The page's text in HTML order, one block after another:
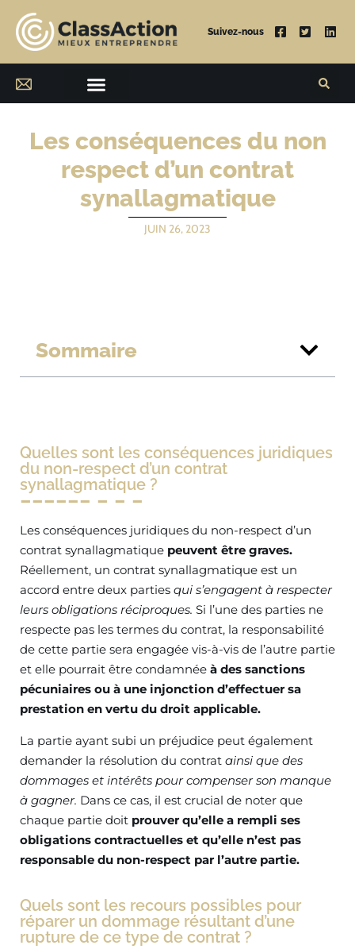
Suivez-nous
Les conséquences du non
respect d’un contrat
synallagmatique
JUIN 26, 2023
Sommaire
Quelles sont les conséquences juridiques
du non-respect d’un contrat
synallagmatique ?
Les conséquences juridiques du non-respect d’un
contrat synallagmatique peuvent être graves.
Réellement, un contrat synallagmatique est un
accord entre deux parties qui s’engagent à respecter
leurs obligations réciproques. Si l’une des parties ne
respecte pas les termes du contrat, la responsabilité
de cette partie sera engagée vis-à-vis de l’autre partie
et elle pourrait être condamnée à des sanctions
pécuniaires ou à une injonction d’effectuer sa
prestation en vertu du droit applicable.
La partie ayant subi un préjudice peut également
demander la résolution du contrat ainsi que des
dommages et intérêts pour compenser son manque
à gagner. Dans ce cas, il est crucial de noter que
chaque partie doit prouver qu’elle a rempli ses
obligations contractuelles et qu’elle n’est pas
responsable du non-respect par l’autre partie.
Quels sont les recours possibles pour
réparer un dommage résultant d’une
rupture de ce type de contrat ?